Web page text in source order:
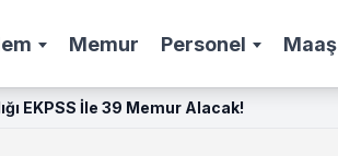
Memur Personel Maaş
EKPSS İle 39 Memur Alacak!